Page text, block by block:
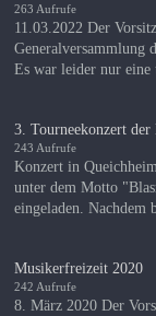
263 Aufrufe
11.03.2022 Der
Generalversammlung
Es war leider nur eine
3. Tourneekonzert
243 Aufrufe
Konzert in
unter dem Motto
eingeladen. Nachdem
Musikerfreizeit 2020
242 Aufrufe
8. März 2020 Der